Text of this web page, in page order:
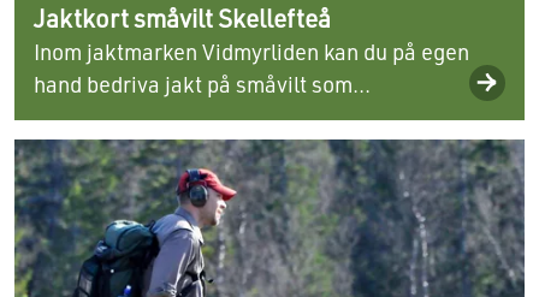
Jaktkort småvilt Skellefteå
Inom jaktmarken Vidmyrliden kan du på egen
hand bedriva jakt på småvilt som...